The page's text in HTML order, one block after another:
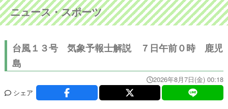
ニュース・スポーツ
台風１３号 気象予報士解説 ７日午前０時 鹿児
島
2026年8月7日(金) 00:18
シェア